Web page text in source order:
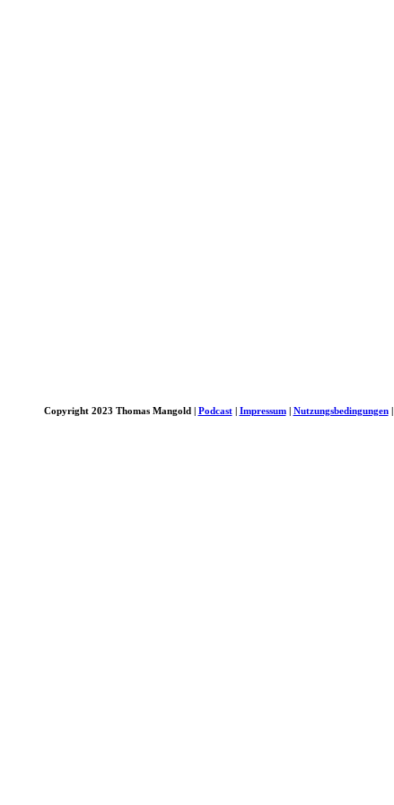
Copyright 2023 Thomas Mangold | Podcast| Impressum| Nutzungsbedingungen|